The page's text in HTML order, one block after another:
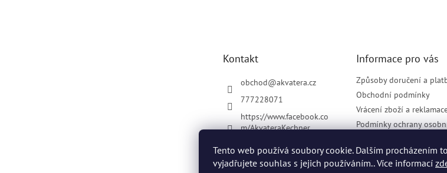
Tento web používá soubory cookie. Dalším procházením
vyjadřujete souhlas s jejich používáním.. Více informací
Kontakt
obchod@akvatera.cz
777228071
https://www.facebook.co
m/AkvateraKechner
Informace pro vás
Způsoby doručení a
Obchodní podmínky
Vrácení zboží a
Podmínky ochrany
Elektronická evidence